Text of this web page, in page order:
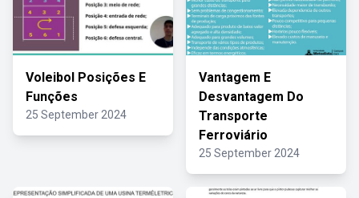
Voleibol Posições E
Funções
25 September 2024
Vantagem E
Desvantagem Do
Transporte
Ferroviário
25 September 2024